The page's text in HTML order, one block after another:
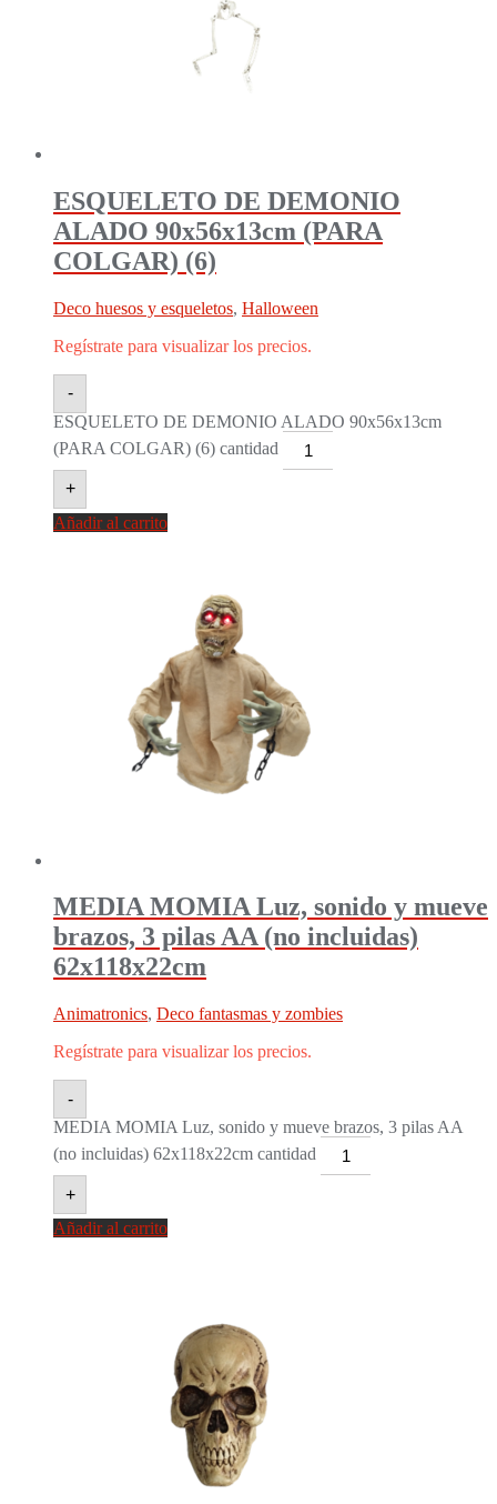
ESQUELETO DE DEMONIO
ALADO 90x56x13cm (PARA
COLGAR) (6)
Deco huesos y esqueletos, Halloween
Regístrate para visualizar los precios.
-
ESQUELETO DE DEMONIO ALADO 90x56x13cm
(PARA COLGAR) (6) cantidad
+
Añadir al carrito
MEDIA MOMIA Luz, sonido y mueve
brazos, 3 pilas AA (no incluidas)
62x118x22cm
Animatronics, Deco fantasmas y zombies
Regístrate para visualizar los precios.
-
MEDIA MOMIA Luz, sonido y mueve brazos, 3 pilas AA
(no incluidas) 62x118x22cm cantidad
+
Añadir al carrito